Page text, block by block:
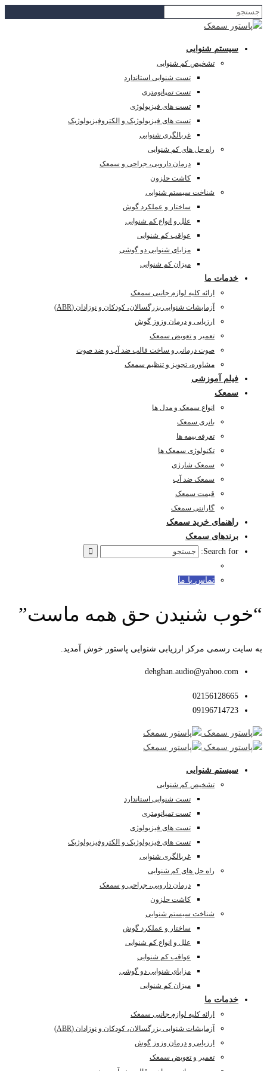
سیستم شنوایی
تشخیص کم شنوایی
تست شنوایی استاندارد
تست تمپانومتری
تست های فیزیولوژی
تست های فیزیولوژیک و الکتروفیزیولوژیک
غربالگری شنوایی
راه حل های کم شنوایی
درمان دارویی، جراحی و سمعک
کاشت حلزون
شناخت سیستم شنوایی
ساختار و عملکرد گوش
علل و انواع کم شنوایی
عواقب کم شنوایی
مزایای شنوایی دو گوشی
میزان کم شنوایی
خدمات ما
ارائه کلیه لوازم جانبی سمعک
آزمایشات شنوایی بزرگسالان، کودکان و نوزادان (ABR)
ارزیابی و درمان وزوز گوش
تعمیر و تعویض سمعک
صوت درمانی و ساخت قالب ضد آب و ضد صوت
مشاوره، تجویز و تنظیم سمعک
فیلم آموزشی
سمعک
انواع سمعک و مدل ها
باتری سمعک
تعرفه بیمه ها
تکنولوژی سمعک ها
سمعک شارژی
سمعک ضد آب
قیمت سمعک
گارانتی سمعک
راهنمای خرید سمعک
برندهای سمعک
Search for:
تماس با ما
“خوب شنیدن حق همه ماست”
به سایت رسمی مرکز ارزیابی شنوایی پاستور خوش آمدید.
dehghan.audio@yahoo.com
02156128665
09196714723
سیستم شنوایی
تشخیص کم شنوایی
تست شنوایی استاندارد
تست تمپانومتری
تست های فیزیولوژی
تست های فیزیولوژیک و الکتروفیزیولوژیک
غربالگری شنوایی
راه حل های کم شنوایی
درمان دارویی، جراحی و سمعک
کاشت حلزون
شناخت سیستم شنوایی
ساختار و عملکرد گوش
علل و انواع کم شنوایی
عواقب کم شنوایی
مزایای شنوایی دو گوشی
میزان کم شنوایی
خدمات ما
ارائه کلیه لوازم جانبی سمعک
آزمایشات شنوایی بزرگسالان، کودکان و نوزادان (ABR)
ارزیابی و درمان وزوز گوش
تعمیر و تعویض سمعک